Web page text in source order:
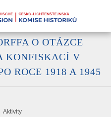
O OTÁZCE
KONFISKACÍ V
ROCE 1918 A 1945
Aktivity